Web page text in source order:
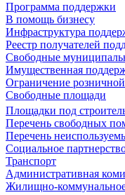
Программа поддержки
В помощь бизнесу
Инфраструктура
Реестр получателей
Свободные
Имущественная
Ограничение
Свободные площади
Площадки под
Перечень свободных
Перечень
Социальное
Транспорт
Административная
Жилищно-коммунальное